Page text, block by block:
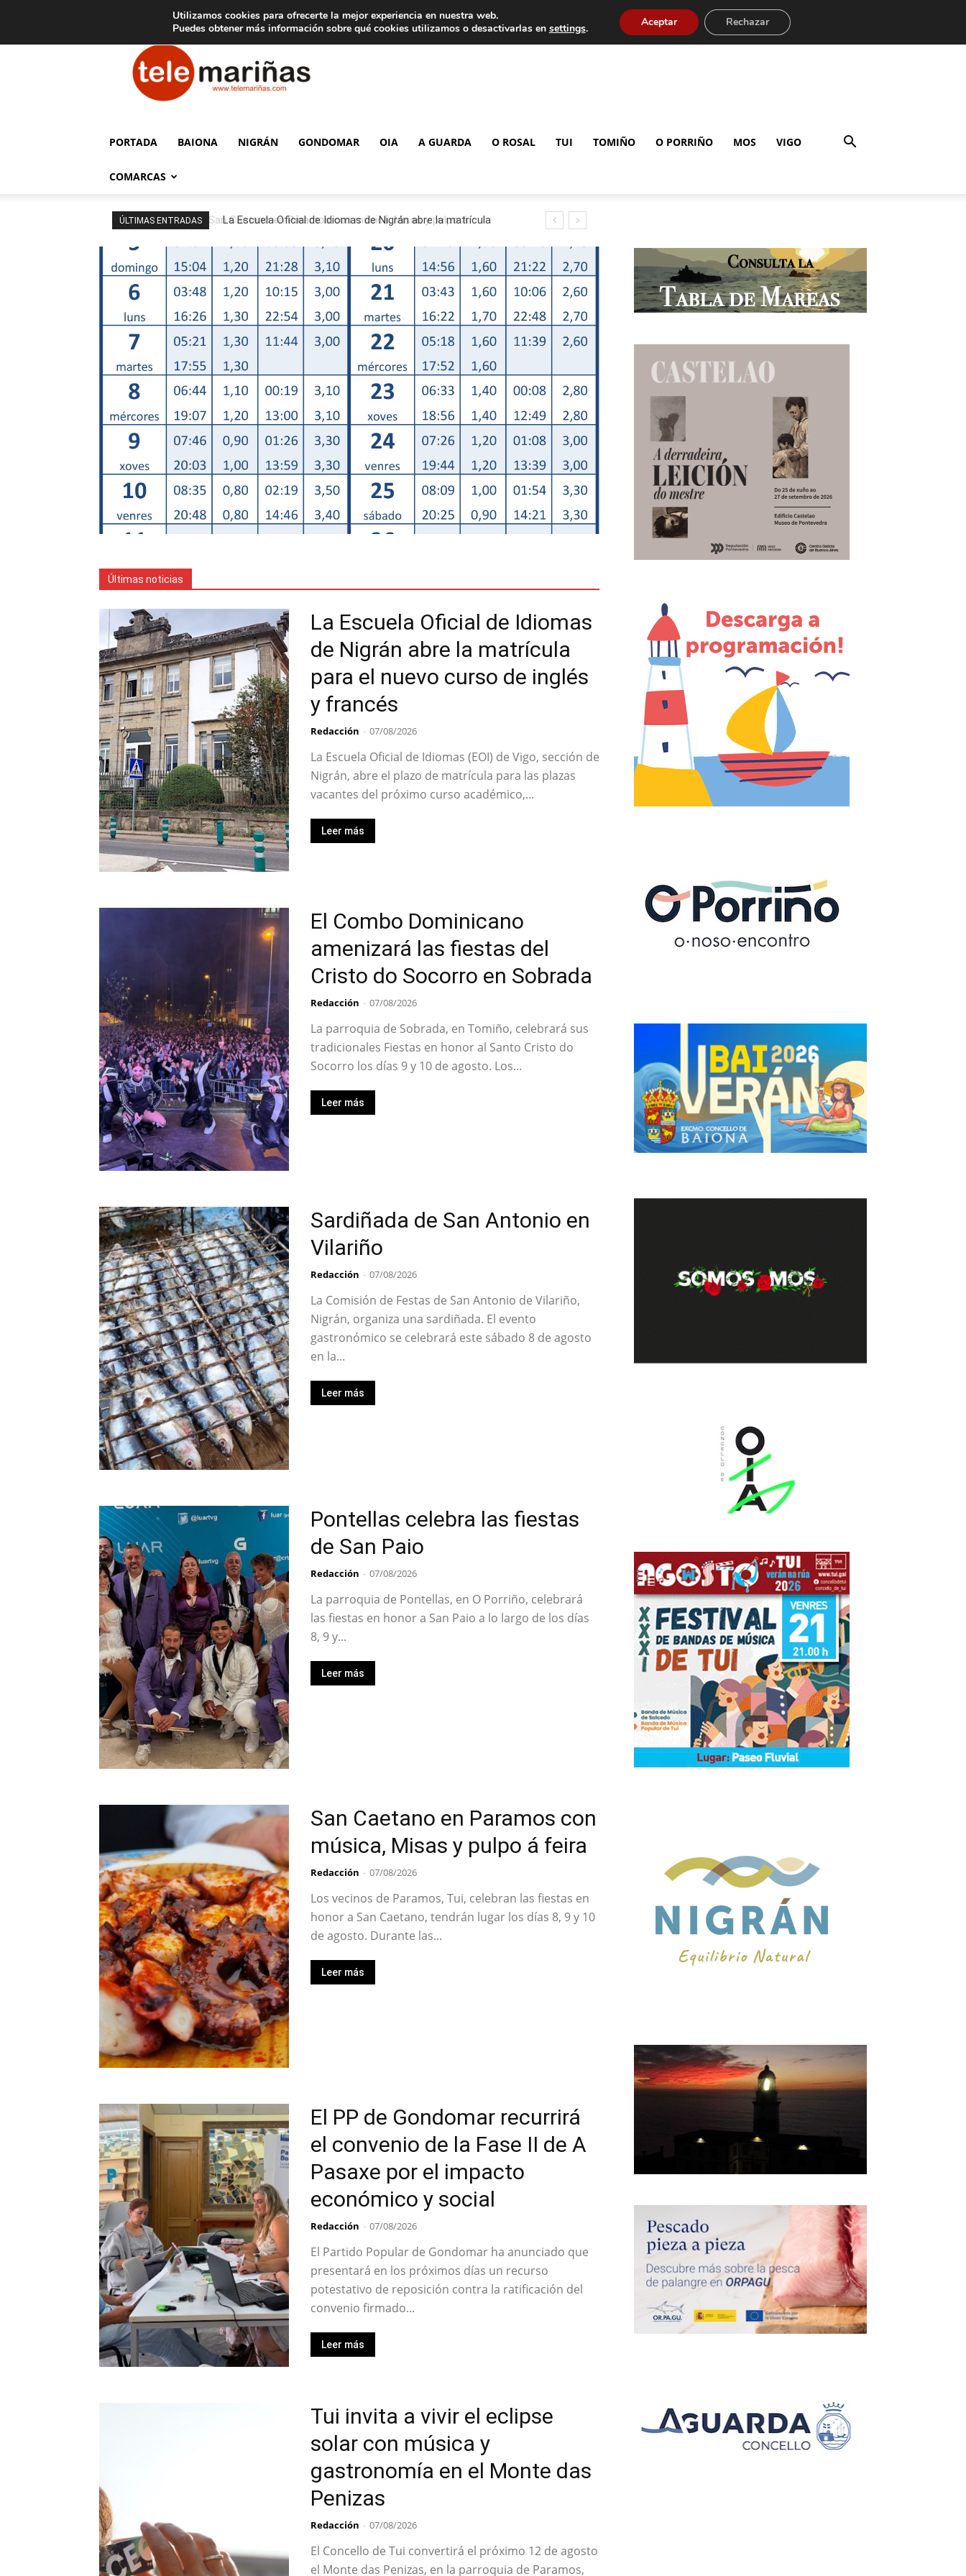
Aviso legal Tarifas de publicidad
Telemariñas
PORTADA BAIONA NIGRÁN GONDOMAR OIA A GUARDA O ROSAL TUI TOMIÑO O PORRIÑO MOS VIGO
COMARCAS
ÚLTIMAS ENTRADAS
La Escuela Oficial de Idiomas de Nigrán abre la matrícula
Últimas noticias
La Escuela Oficial de Idiomas
de Nigrán abre la matrícula
para el nuevo curso de inglés
y francés
Redacción - 07/08/2026
La Escuela Oficial de Idiomas (EOI) de Vigo, sección de
Nigrán, abre el plazo de matrícula para las plazas
vacantes del próximo curso académico,...
Leer más
El Combo Dominicano
amenizará las fiestas del
Cristo do Socorro en Sobrada
Redacción - 07/08/2026
La parroquia de Sobrada, en Tomiño, celebrará sus
tradicionales Fiestas en honor al Santo Cristo do
Socorro los días 9 y 10 de agosto. Los...
Leer más
Sardiñada de San Antonio en
Vilariño
Redacción - 07/08/2026
La Comisión de Festas de San Antonio de Vilariño,
Nigrán, organiza una sardiñada. El evento
gastronómico se celebrará este sábado 8 de agosto
en la...
Leer más
Pontellas celebra las fiestas
de San Paio
Redacción - 07/08/2026
La parroquia de Pontellas, en O Porriño, celebrará
las fiestas en honor a San Paio a lo largo de los días
8, 9 y...
Leer más
San Caetano en Paramos con
música, Misas y pulpo á feira
Redacción - 07/08/2026
Los vecinos de Paramos, Tui, celebran las fiestas en
honor a San Caetano, tendrán lugar los días 8, 9 y 10
de agosto. Durante las...
Leer más
El PP de Gondomar recurrirá
el convenio de la Fase II de A
Pasaxe por el impacto
económico y social
Redacción - 07/08/2026
El Partido Popular de Gondomar ha anunciado que
presentará en los próximos días un recurso
potestativo de reposición contra la ratificación del
convenio firmado...
Leer más
Tui invita a vivir el eclipse
solar con música y
gastronomía en el Monte das
Penizas
Redacción - 07/08/2026
El Concello de Tui convertirá el próximo 12 de agosto
el Monte das Penizas, en la parroquia de Paramos,
Utilizamos cookies para ofrecerte la mejor experiencia en nuestra web.
Puedes obtener más información sobre qué cookies utilizamos o desactivarlas en settings. Aceptar Rechazar